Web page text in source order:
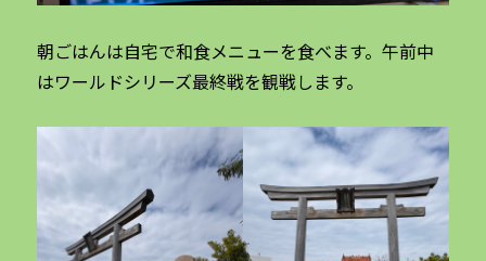
朝ごはんは自宅で和食メニューを食べます。午前中
はワールドシリーズ最終戦を観戦します。